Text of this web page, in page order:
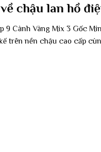
chậu lan hồ
9 Cành Vàng Mix 3 Gốc
trên nền chậu cao cấp